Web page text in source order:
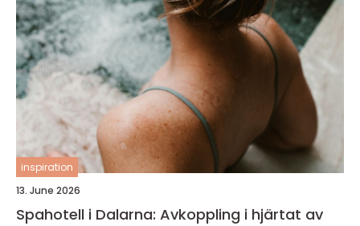
inspiration
13. June 2026
Spahotell i Dalarna: Avkoppling i hjärtat av